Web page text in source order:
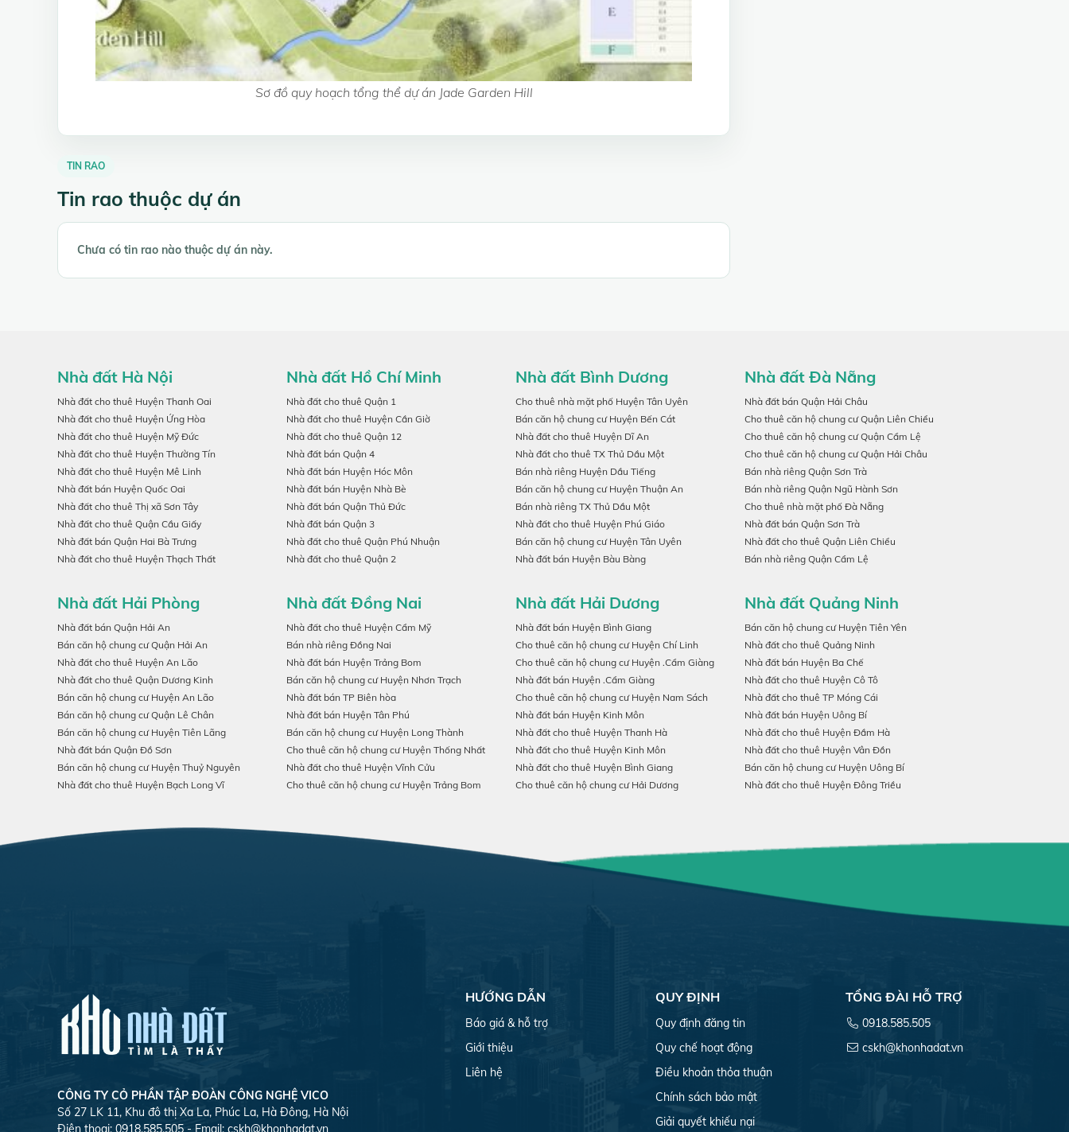
Sơ đồ quy hoạch tổng thể dự án Jade Garden Hill
TIN RAO
Tin rao thuộc dự án
Chưa có tin rao nào thuộc dự án này.
Nhà đất Hà Nội
Nhà đất cho thuê Huyện Thanh Oai
Nhà đất cho thuê Huyện Ứng Hòa
Nhà đất cho thuê Huyện Mỹ Đức
Nhà đất cho thuê Huyện Thường Tín
Nhà đất cho thuê Huyện Mê Linh
Nhà đất bán Huyện Quốc Oai
Nhà đất cho thuê Thị xã Sơn Tây
Nhà đất cho thuê Quận Cầu Giấy
Nhà đất bán Quận Hai Bà Trưng
Nhà đất cho thuê Huyện Thạch Thất
Nhà đất Hồ Chí Minh
Nhà đất cho thuê Quận 1
Nhà đất cho thuê Huyện Cần Giờ
Nhà đất cho thuê Quận 12
Nhà đất bán Quận 4
Nhà đất bán Huyện Hóc Môn
Nhà đất bán Huyện Nhà Bè
Nhà đất bán Quận Thủ Đức
Nhà đất bán Quận 3
Nhà đất cho thuê Quận Phú Nhuận
Nhà đất cho thuê Quận 2
Nhà đất Bình Dương
Cho thuê nhà mặt phố Huyện Tân Uyên
Bán căn hộ chung cư Huyện Bến Cát
Nhà đất cho thuê Huyện Dĩ An
Nhà đất cho thuê TX Thủ Dầu Một
Bán nhà riêng Huyện Dầu Tiếng
Bán căn hộ chung cư Huyện Thuận An
Bán nhà riêng TX Thủ Dầu Một
Nhà đất cho thuê Huyện Phú Giáo
Bán căn hộ chung cư Huyện Tân Uyên
Nhà đất bán Huyện Bàu Bàng
Nhà đất Đà Nẵng
Nhà đất bán Quận Hải Châu
Cho thuê căn hộ chung cư Quận Liên Chiểu
Cho thuê căn hộ chung cư Quận Cẩm Lệ
Cho thuê căn hộ chung cư Quận Hải Châu
Bán nhà riêng Quận Sơn Trà
Bán nhà riêng Quận Ngũ Hành Sơn
Cho thuê nhà mặt phố Đà Nẵng
Nhà đất bán Quận Sơn Trà
Nhà đất cho thuê Quận Liên Chiểu
Bán nhà riêng Quận Cẩm Lệ
Nhà đất Hải Phòng
Nhà đất bán Quận Hải An
Bán căn hộ chung cư Quận Hải An
Nhà đất cho thuê Huyện An Lão
Nhà đất cho thuê Quận Dương Kinh
Bán căn hộ chung cư Huyện An Lão
Bán căn hộ chung cư Quận Lê Chân
Bán căn hộ chung cư Huyện Tiên Lãng
Nhà đất bán Quận Đồ Sơn
Bán căn hộ chung cư Huyện Thuỷ Nguyên
Nhà đất cho thuê Huyện Bạch Long Vĩ
Nhà đất Đồng Nai
Nhà đất cho thuê Huyện Cẩm Mỹ
Bán nhà riêng Đồng Nai
Nhà đất bán Huyện Trảng Bom
Bán căn hộ chung cư Huyện Nhơn Trạch
Nhà đất bán TP Biên hòa
Nhà đất bán Huyện Tân Phú
Bán căn hộ chung cư Huyện Long Thành
Cho thuê căn hộ chung cư Huyện Thống Nhất
Nhà đất cho thuê Huyện Vĩnh Cửu
Cho thuê căn hộ chung cư Huyện Trảng Bom
Nhà đất Hải Dương
Nhà đất bán Huyện Bình Giang
Cho thuê căn hộ chung cư Huyện Chí Linh
Cho thuê căn hộ chung cư Huyện .Cẩm Giàng
Nhà đất bán Huyện .Cẩm Giàng
Cho thuê căn hộ chung cư Huyện Nam Sách
Nhà đất bán Huyện Kinh Môn
Nhà đất cho thuê Huyện Thanh Hà
Nhà đất cho thuê Huyện Kinh Môn
Nhà đất cho thuê Huyện Bình Giang
Cho thuê căn hộ chung cư Hải Dương
Nhà đất Quảng Ninh
Bán căn hộ chung cư Huyện Tiên Yên
Nhà đất cho thuê Quảng Ninh
Nhà đất bán Huyện Ba Chế
Nhà đất cho thuê Huyện Cô Tô
Nhà đất cho thuê TP Móng Cái
Nhà đất bán Huyện Uông Bí
Nhà đất cho thuê Huyện Đầm Hà
Nhà đất cho thuê Huyện Vân Đồn
Bán căn hộ chung cư Huyện Uông Bí
Nhà đất cho thuê Huyện Đông Triều
CÔNG TY CỎ PHẦN TẬP ĐOÀN CÔNG NGHỆ VICO
Số 27 LK 11, Khu đô thị Xa La, Phúc La, Hà Đông, Hà Nội
Điện thoại: 0918.585.505 - Email: cskh@khonhadat.vn
HƯỚNG DẪN
Báo giá & hỗ trợ
Giới thiệu
Liên hệ
QUY ĐỊNH
Quy định đăng tin
Quy chế hoạt động
Điều khoản thỏa thuận
Chính sách bảo mật
Giải quyết khiếu nại
TỔNG ĐÀI HỖ TRỢ
0918.585.505
cskh@khonhadat.vn